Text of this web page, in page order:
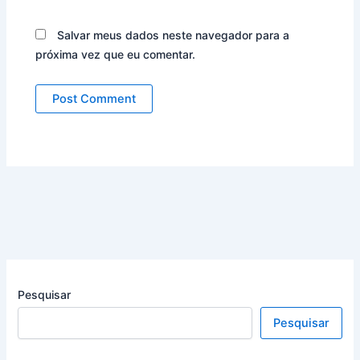
Salvar meus dados neste navegador para a
próxima vez que eu comentar.
Pesquisar
Pesquisar